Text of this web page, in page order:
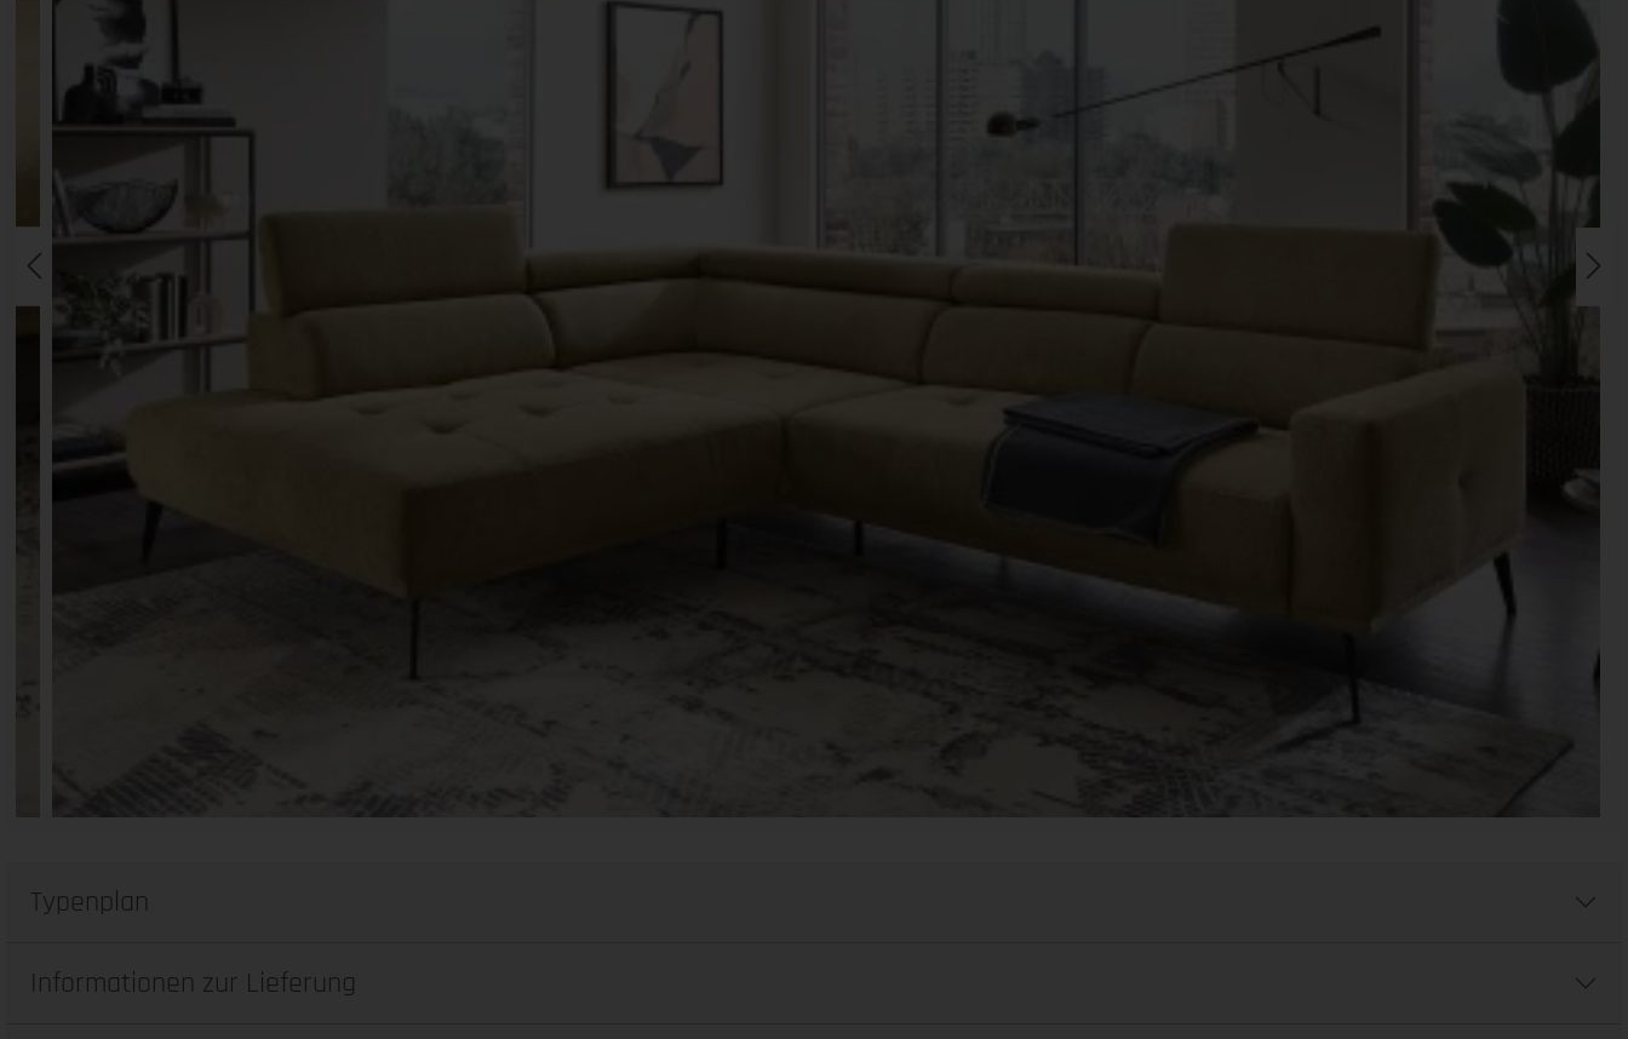
Typenplan
Informationen zur Lieferung